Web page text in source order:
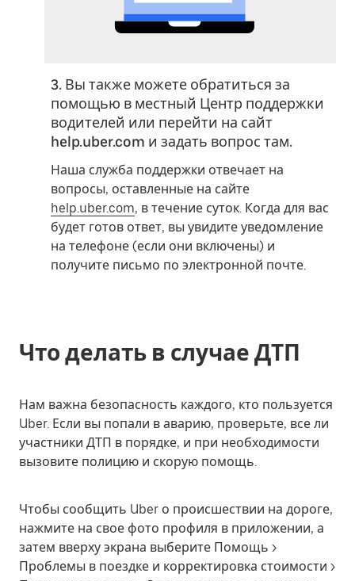
3. Вы также можете обратиться за
помощью в местный Центр поддержки
водителей или перейти на сайт
help.uber.com и задать вопрос там.
Наша служба поддержки отвечает на
вопросы, оставленные на сайте
help.uber.com, в течение суток. Когда для вас
будет готов ответ, вы увидите уведомление
на телефоне (если они включены) и
получите письмо по электронной почте.
Что делать в случае ДТП
Нам важна безопасность каждого, кто пользуется
Uber. Если вы попали в аварию, проверьте, все ли
участники ДТП в порядке, и при необходимости
вызовите полицию и скорую помощь.
Чтобы сообщить Uber о происшествии на дороге,
нажмите на свое фото профиля в приложении, а
затем вверху экрана выберите Помощь >
Проблемы в поездке и корректировка стоимости >